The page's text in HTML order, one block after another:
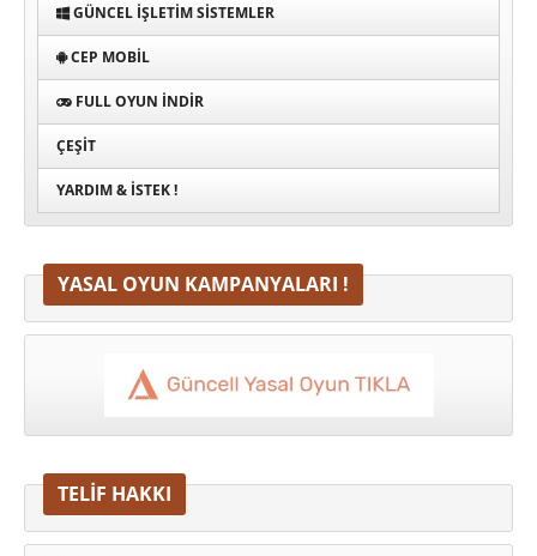
GÜNCEL İŞLETIM SISTEMLER
CEP MOBIL
FULL OYUN İNDIR
ÇEŞIT
YARDIM & İSTEK !
YASAL OYUN KAMPANYALARI !
TELİF HAKKI